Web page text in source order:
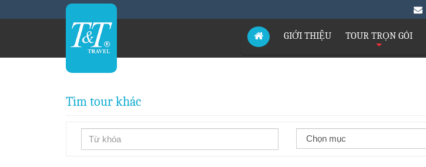
GIỚI THIỆU
+
TOUR TRỌN GÓI
Tìm tour khác